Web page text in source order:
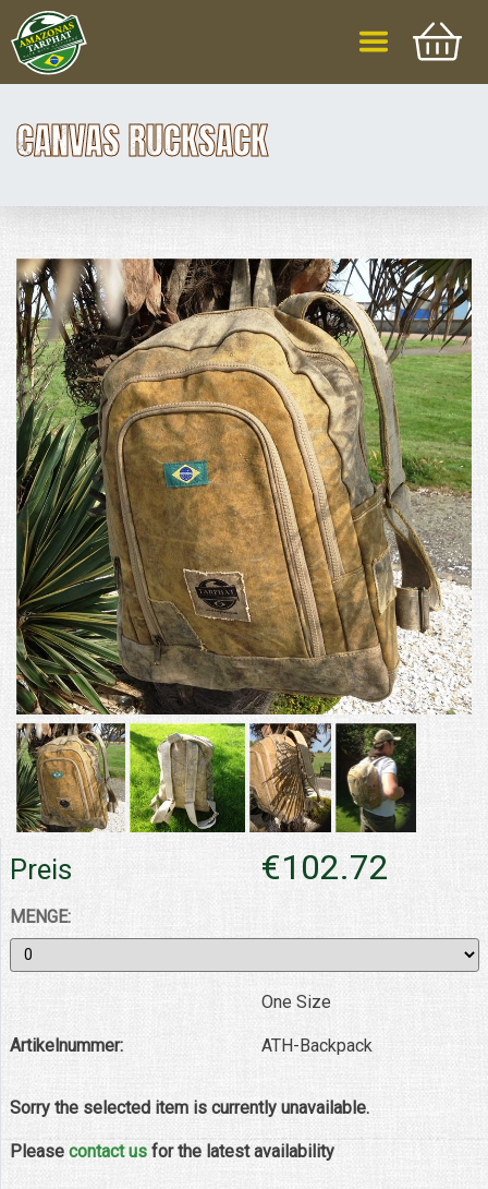
CANVAS RUCKSACK
Preis €102.72
MENGE:
One Size
Artikelnummer: ATH-Backpack
Sorry the selected item is currently unavailable.
Please contact us for the latest availability